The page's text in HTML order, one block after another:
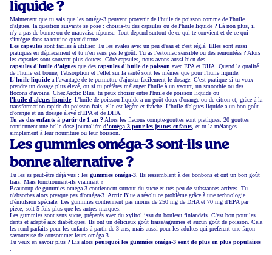
liquide ?
Maintenant que tu sais que les oméga-3 peuvent provenir de l'huile de poisson comme de l'huile
d'algues, la question suivante se pose : choisis-tu des capsules ou de l'huile liquide ? Là non plus, il
n'y a pas de bonne ou de mauvaise réponse. Tout dépend surtout de ce qui te convient et de ce qui
s'intègre dans ta routine quotidienne.
Les capsules sont faciles à utiliser. Tu les avales avec un peu d'eau et c'est réglé. Elles sont aussi
pratiques en déplacement et tu n'en sens pas le goût. Tu as l'estomac sensible ou des remontées ? Alors
les capsules sont souvent plus douces. Côté capsules, nous avons aussi bien des
capsules d'huile d'algues que des capsules d'huile de poisson avec EPA et DHA. Quand la qualité
de l'huile est bonne, l'absorption et l'effet sur la santé sont les mêmes que pour l'huile liquide.
L'huile liquidea l'avantage de te permettre d'ajuster facilement le dosage. C'est pratique si tu veux
prendre un dosage plus élevé, ou si tu préfères mélanger l'huile à un yaourt, un smoothie ou des
flocons d'avoine. Chez Arctic Blue, tu peux choisir entre l'huile de poisson liquide ou
l'huile d'algues liquide. L'huile de poisson liquide a un goût doux d'orange ou de citron et, grâce à la
transformation rapide du poisson frais, elle est légère et fraîche. L'huile d'algues liquide a un bon goût
d'orange et un dosage élevé d'EPA et de DHA.
Tu as des enfants à partir de 1 an ?Alors les flacons compte-gouttes sont pratiques. 20 gouttes
contiennent une belle dose journalière d'oméga-3 pour les jeunes enfants, et tu la mélanges
simplement à leur nourriture ou leur boisson.
Les gummies oméga-3 sont-ils une
bonne alternative ?
Tu les as peut-être déjà vus : les gummies oméga-3. Ils ressemblent à des bonbons et ont un bon goût
frais. Mais fonctionnent-ils vraiment ?
Beaucoup de gummies oméga-3 contiennent surtout du sucre et très peu de substances actives. Tu
n'absorbes alors presque pas d'oméga-3. Arctic Blue a résolu ce problème grâce à une technologie
d'émulsion spéciale. Les gummies contiennent pas moins de 250 mg de DHA et 70 mg d'EPA par
pièce, soit 5 fois plus que les autres marques.
Les gummies sont sans sucre, préparés avec du xylitol issu du bouleau finlandais. C'est bon pour les
dents et adapté aux diabétiques. Ils ont un délicieux goût fraise/agrumes et aucun goût de poisson. Cela
les rend parfaits pour les enfants à partir de 3 ans, mais aussi pour les adultes qui préfèrent une façon
savoureuse de consommer leurs oméga-3.
Tu veux en savoir plus ? Lis alors pourquoi les gummies oméga-3 sont de plus en plus populaires
.